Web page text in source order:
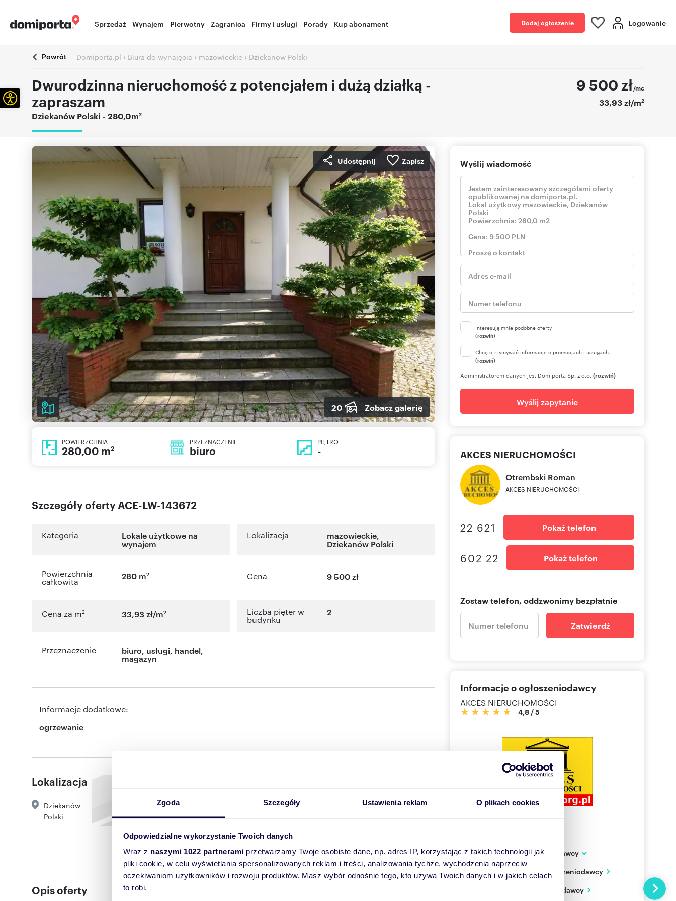
Zgoda Szczegóły Ustawienia reklam O plikach cookies
Odpowiedzialne wykorzystanie Twoich danych
Wraz z naszymi 1022 partnerami przetwarzamy Twoje osobiste dane, np. adres IP, korzystając z takich technologii jak
pliki cookie, w celu wyświetlania spersonalizowanych reklam i treści, analizowania tychże, wychodzenia naprzeciw
oczekiwaniom użytkowników i rozwoju produktów. Masz wybór odnośnie tego, kto używa Twoich danych i w jakich celach
to robi.
Sprzedaż Wynajem Pierwotny Zagranica Firmy i usługi Porady Kup abonament Dodaj ogłoszenie Logowanie
Powrót Domiporta.pl › Biura do wynajęcia › mazowieckie › Dziekanów Polski
Dwurodzinna nieruchomość z potencjałem i dużą działką -
zapraszam
Dziekanów Polski - 280,0m2
9 500 zł/mc
33,93 zł/m2
Udostępnij Zapisz
20 Zobacz galerię
POWIERZCHNIA
280,00 m2
PRZEZNACZENIE
biuro
PIĘTRO
-
Szczegóły oferty ACE-LW-143672
Kategoria Lokale użytkowe na
wynajem
Lokalizacja mazowieckie,
Dziekanów Polski
Powierzchnia
całkowita
280 m2 Cena 9 500 zł
Cena za m2 33,93 zł/m2 Liczba pięter w
budynku
2
Przeznaczenie biuro, usługi, handel,
magazyn
Informacje dodatkowe:
ogrzewanie
Lokalizacja
Dziekanów
Polski
Opis oferty
Wyślij wiadomość
Interesują mnie podobne oferty
(rozwiń)
Chcę otrzymywać informacje o promocjach i usługach.
(rozwiń)
Administratorem danych jest Domiporta Sp. z o.o. (rozwiń)
Wyślij zapytanie
AKCES NIERUCHOMOŚCI
Otrembski Roman
AKCES NIERUCHOMOŚCI
22 621 Pokaż telefon
602 22 Pokaż telefon
Zostaw telefon, oddzwonimy bezpłatnie
Zatwierdź
Informacje o ogłoszeniodawcy
AKCES NIERUCHOMOŚCI
4,8 /5
Dodatkowe dane ogłoszeniodawcy
ul. Marszałkowska 83/76
Warszawa
mazowieckie
Zobacz wszystkie oferty ogłoszeniodawcy
Zobacz wizytówkę ogłoszeniodawcy
Otwórz pasek narzędzi